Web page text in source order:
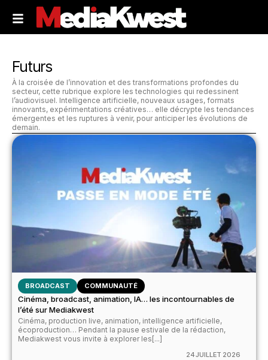
Futurs
À la croisée de l’innovation et des transformations profondes du
secteur, cette rubrique explore les technologies qui redessinent
l’audiovisuel. Intelligence artificielle, nouveaux usages, formats
innovants, expérimentations créatives… elle décrypte les tendances
émergentes et les ruptures à venir, pour anticiper les évolutions de
demain.
BROADCAST COMMUNAUTÉ
Cinéma, broadcast, animation, IA… les incontournables de
l’été sur Mediakwest
Cinéma, production live, animation, intelligence artificielle,
écoproduction… Pendant la pause estivale de la rédaction,
Mediakwest vous invite à explorer les[...]
24 JUILLET 2026